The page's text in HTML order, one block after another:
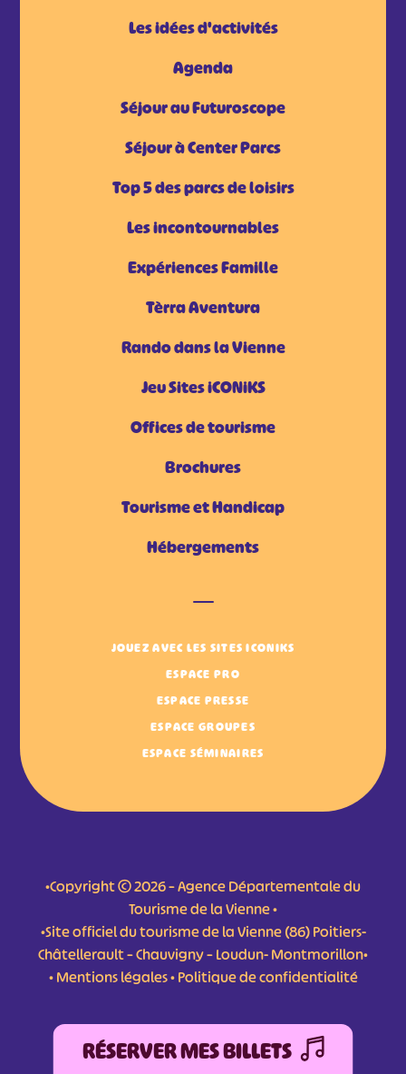
Les idées d'activités
Agenda
Séjour au Futuroscope
Séjour à Center Parcs
Top 5 des parcs de loisirs
Les incontournables
Expériences Famille
Tèrra Aventura
Rando dans la Vienne
Jeu Sites iCONiKS
Offices de tourisme
Brochures
Tourisme et Handicap
Hébergements
JOUEZ AVEC LES SITES ICONIKS
ESPACE PRO
ESPACE PRESSE
ESPACE GROUPES
ESPACE SÉMINAIRES
•Copyright © 2026 – Agence Départementale du
Tourisme de la Vienne •
•Site officiel du tourisme de la Vienne (86) Poitiers-
Châtellerault – Chauvigny – Loudun- Montmorillon•
•Mentions légales•Politique de confidentialité
RÉSERVER MES BILLETS